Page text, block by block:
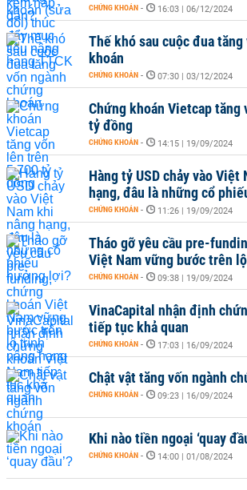
CHỨNG KHOÁN - 16:03 | 06/12/2024
Thế khó sau cuộc đua
khoán
CHỨNG KHOÁN - 07:30 | 03/12/2024
Chứng khoán Vietcap
tỷ đồng
CHỨNG KHOÁN - 14:15 | 19/09/2024
Hàng tỷ USD chảy vào Việt
hạng, đâu là những cổ
CHỨNG KHOÁN - 11:26 | 19/09/2024
Tháo gỡ yêu cầu pre-
Việt Nam vững bước trên
CHỨNG KHOÁN - 09:38 | 19/09/2024
VinaCapital nhận định
tiếp tục khả quan
CHỨNG KHOÁN - 17:03 | 16/09/2024
Chật vật tăng vốn ngành
CHỨNG KHOÁN - 09:23 | 16/09/2024
Khi nào tiền ngoại ‘quay
CHỨNG KHOÁN - 14:00 | 01/08/2024